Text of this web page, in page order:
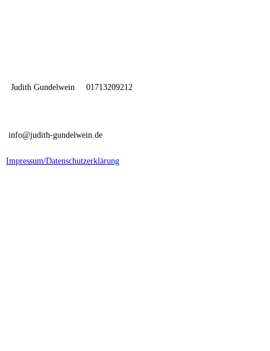
Judith Gundelwein 01713209212
info@judith-gundelwein.de
Impressum/Datenschutzerklärung